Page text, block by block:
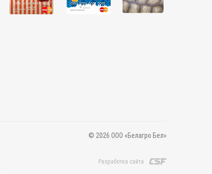
© 2026 ООО «Белагро Бел»
Разработка сайта